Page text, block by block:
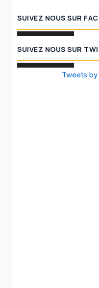
SUIVEZ NOUS SUR
SUIVEZ NOUS SUR
Tweets by